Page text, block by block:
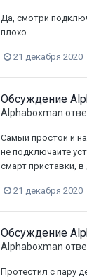
Да, смотри
плохо.
21 декабря 2020
Обсуждение
Alphaboxman
Самый простой и
не подключайте
смарт приставки, в
21 декабря 2020
Обсуждение
Alphaboxman
Протестил с пару